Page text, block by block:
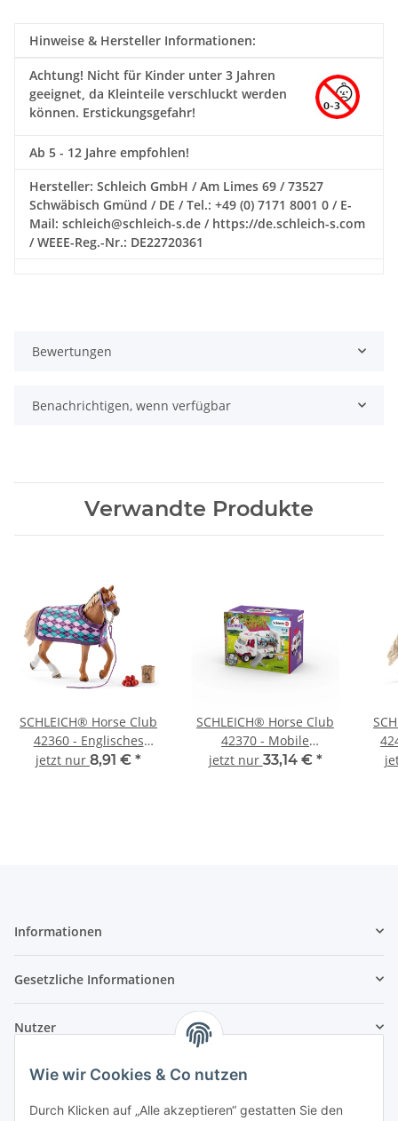
Wie wir Cookies & Co nutzen
Durch Klicken auf „Alle akzeptieren“ gestatten Sie den
Hinweise & Hersteller Informationen:
Achtung! Nicht für Kinder unter 3 Jahren
geeignet, da Kleinteile verschluckt werden
können. Erstickungsgefahr!
Ab 5 - 12 Jahre empfohlen!
Hersteller: Schleich GmbH / Am Limes 69 / 73527
Schwäbisch Gmünd / DE / Tel.: +49 (0) 7171 8001 0 / E-
Mail: schleich@schleich-s.de / https://de.schleich-s.com
/ WEEE-Reg.-Nr.: DE22720361
Bewertungen
Benachrichtigen, wenn verfügbar
Verwandte Produkte
SCHLEICH® Horse Club
42360 - Englisches
Vollblut mit Decke
jetzt nur 8,91 € *
SCHLEICH® Horse Club
42370 - Mobile
Tierärztin mit
jetzt nur 33,14 € *
Informationen
Gesetzliche Informationen
Nutzer